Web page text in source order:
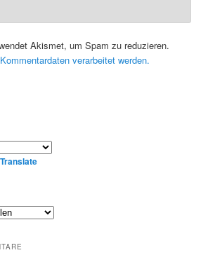
Akismet, um Spam zu reduzieren.
verarbeitet werden.
Translate